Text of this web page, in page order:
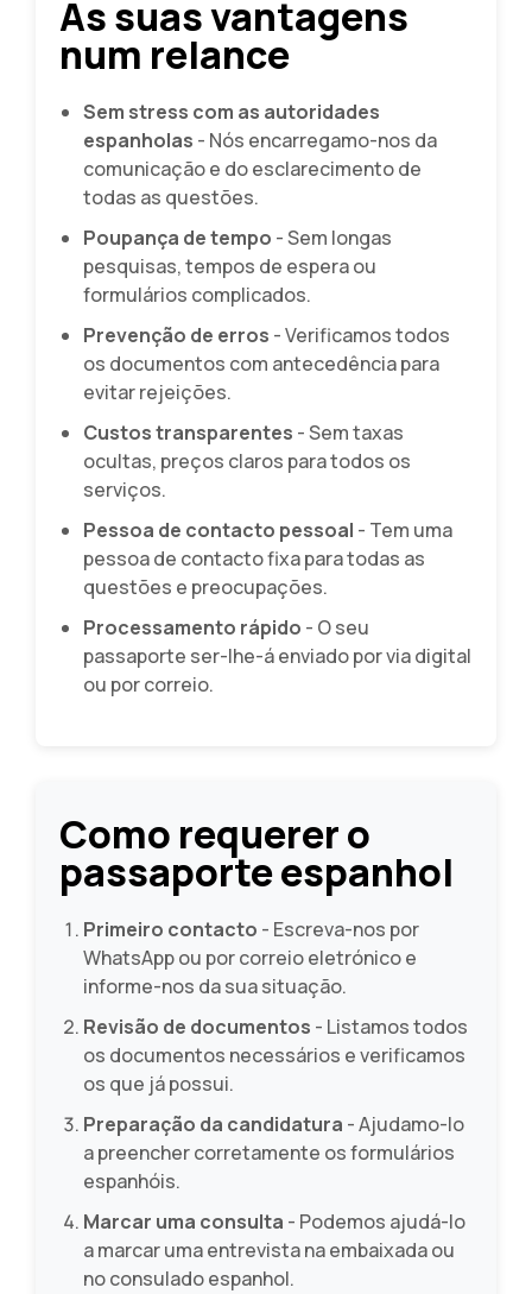
As suas vantagens
num relance
Sem stress com as autoridades
espanholas - Nós encarregamo-nos da
comunicação e do esclarecimento de
todas as questões.
Poupança de tempo - Sem longas
pesquisas, tempos de espera ou
formulários complicados.
Prevenção de erros - Verificamos todos
os documentos com antecedência para
evitar rejeições.
Custos transparentes - Sem taxas
ocultas, preços claros para todos os
serviços.
Pessoa de contacto pessoal - Tem uma
pessoa de contacto fixa para todas as
questões e preocupações.
Processamento rápido - O seu
passaporte ser-lhe-á enviado por via digital
ou por correio.
Como requerer o
passaporte espanhol
Primeiro contacto - Escreva-nos por
WhatsApp ou por correio eletrónico e
informe-nos da sua situação.
Revisão de documentos - Listamos todos
os documentos necessários e verificamos
os que já possui.
Preparação da candidatura - Ajudamo-lo
a preencher corretamente os formulários
espanhóis.
Marcar uma consulta - Podemos ajudá-lo
a marcar uma entrevista na embaixada ou
no consulado espanhol.